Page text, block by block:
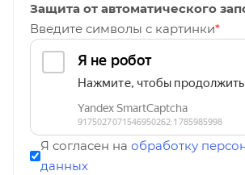
Защита от автоматического
Введите символы с картинки*
Я согласен на обработку
данных